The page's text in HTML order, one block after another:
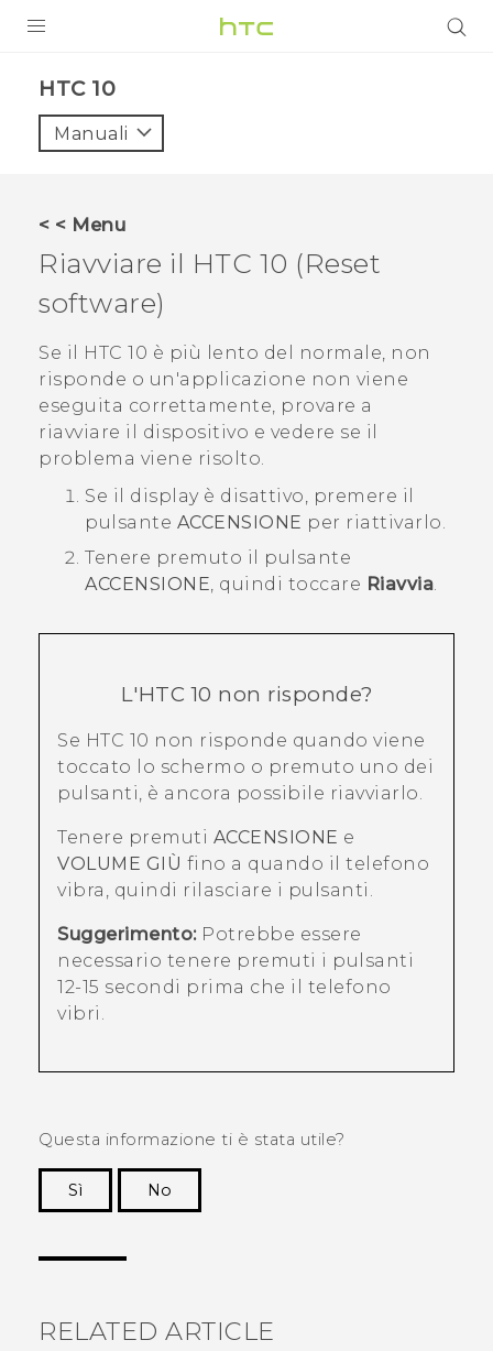
VIVE
VIVERSE
ASSISTENZA
Accessori e dispositivi HTC
Accesso
HTC 10‎
Manuali
< < Menu
Riavviare il HTC 10 (Reset
software)
Se il HTC 10 è più lento del normale, non
risponde o un'applicazione non viene
eseguita correttamente, provare a
riavviare il dispositivo e vedere se il
problema viene risolto.
Se il display è disattivo, premere il
pulsante ACCENSIONE per riattivarlo.
Tenere premuto il pulsante
ACCENSIONE, quindi toccare Riavvia.
L'HTC 10 non risponde?
Se HTC 10 non risponde quando viene
toccato lo schermo o premuto uno dei
pulsanti, è ancora possibile riavviarlo.
Tenere premuti ACCENSIONE e
VOLUME GI Ù fino a quando il telefono
vibra, quindi rilasciare i pulsanti.
Suggerimento:Potrebbe essere
necessario tenere premuti i pulsanti
12-15 secondi prima che il telefono
vibri.
Questa informazione ti è stata utile?
Sì
No
RELATED ARTICLE